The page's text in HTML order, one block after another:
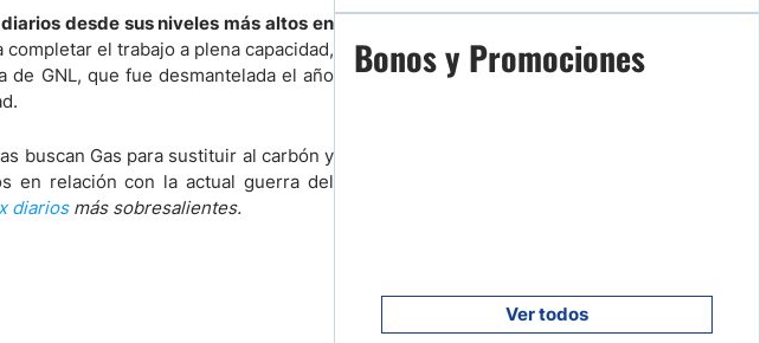
desde sus niveles más altos en
el trabajo a plena capacidad,
de GNL, que fue desmantelada el año
buscan Gas para sustituir al carbón y
en relación con la actual guerra del
diariosmás sobresalientes.
7
Leer reseña
Leer reseña
Bonos y Promociones
Ver todos